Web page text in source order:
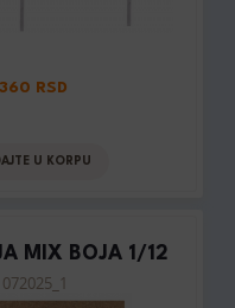
RSD
U KORPU
MIX BOJA 1/12